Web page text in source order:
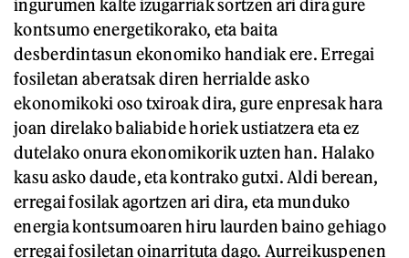
ingurumen kalte izugarriak sortzen ari dira gure
kontsumo energetikorako, eta baita
desberdintasun ekonomiko handiak ere. Erregai
fosiletan aberatsak diren herrialde asko
ekonomikoki oso txiroak dira, gure enpresak hara
joan direlako baliabide horiek ustiatzera eta ez
dutelako onura ekonomikorik uzten han. Halako
kasu asko daude, eta kontrako gutxi. Aldi berean,
erregai fosilak agortzen ari dira, eta munduko
energia kontsumoaren hiru laurden baino gehiago
erregai fosiletan oinarrituta dago. Aurreikuspenen